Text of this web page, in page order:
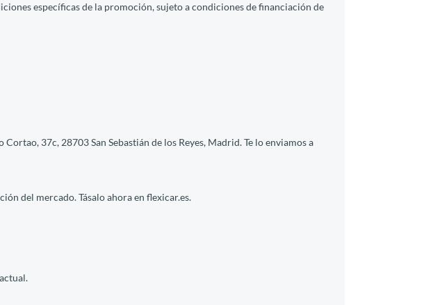
específicas de la promoción, sujeto a condiciones de financiación de
37c, 28703 San Sebastián de los Reyes, Madrid. Te lo enviamos a
del mercado. Tásalo ahora en flexicar.es.